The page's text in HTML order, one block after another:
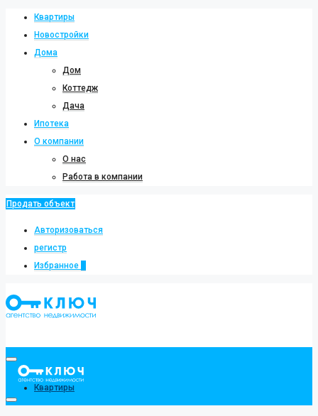
Квартиры
Новостройки
Дома
Дом
Коттедж
Дача
Ипотека
О компании
О нас
Работа в компании
Продать объект
Авторизоваться
регистр
Избранное
Квартиры